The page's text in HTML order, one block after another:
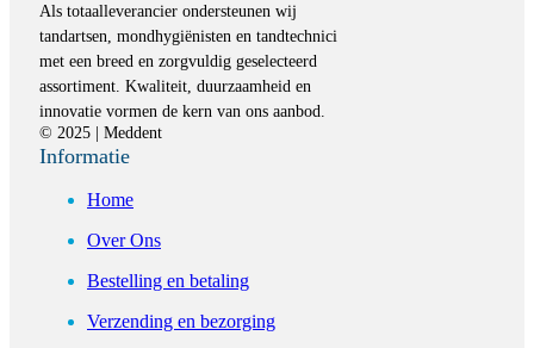
Als totaalleverancier ondersteunen wij
tandartsen, mondhygiënisten en tandtechnici
met een breed en zorgvuldig geselecteerd
assortiment. Kwaliteit, duurzaamheid en
innovatie vormen de kern van ons aanbod.
© 2025 | Meddent
Informatie
Home
Over Ons
Bestelling en betaling
Verzending en bezorging